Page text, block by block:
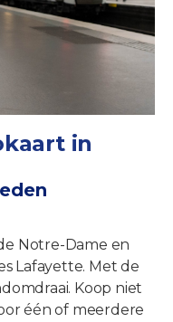
in
Notre-Dame en
Lafayette. Met de
Koop niet
één of meerdere